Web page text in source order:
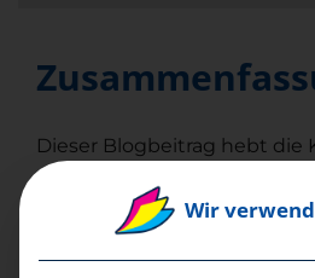
Dieser Blogbeitrag hebt die
Studie hervor, die die
limitierten Print-Mailings im
betonen. Mit einer hohen
Wir